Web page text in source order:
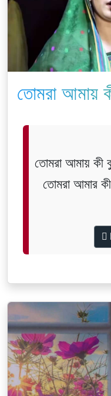
তোমরা আমায়
তোমরা আমায় কী
তোমরা আমার
ও আমি জানি
ও আমি বুঝি গো